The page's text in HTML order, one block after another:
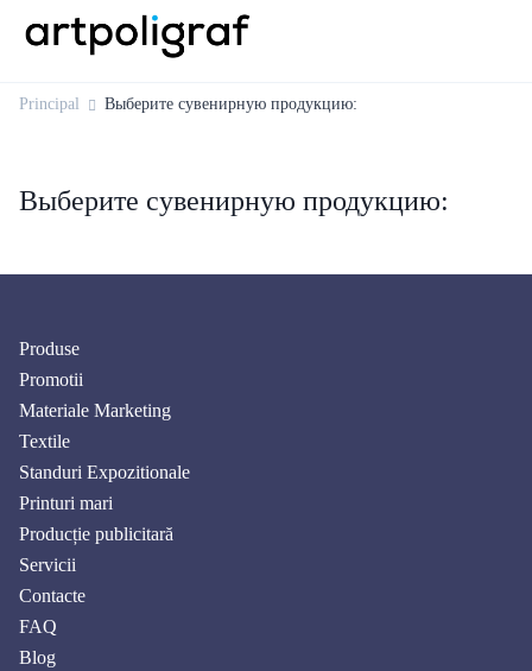
Principal Выберите сувенирную продукцию:
Выберите сувенирную продукцию:
Produse
Promotii
Materiale Marketing
Textile
Standuri Expozitionale
Printuri mari
Producție publicitară
Servicii
Contacte
FAQ
Blog